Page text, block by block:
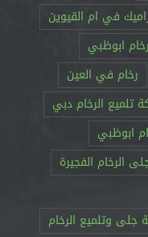
في ام القيوين
ابوظبي
رخام في العين
تلميع الرخام دبي
ابوظبي
الرخام الفجيرة
جلى وتلميع الرخام